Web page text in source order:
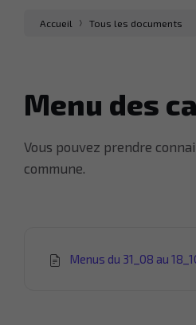
Accueil Tous les documents
Menu des
Vous pouvez prendre
commune.
Menus du 31_08 au